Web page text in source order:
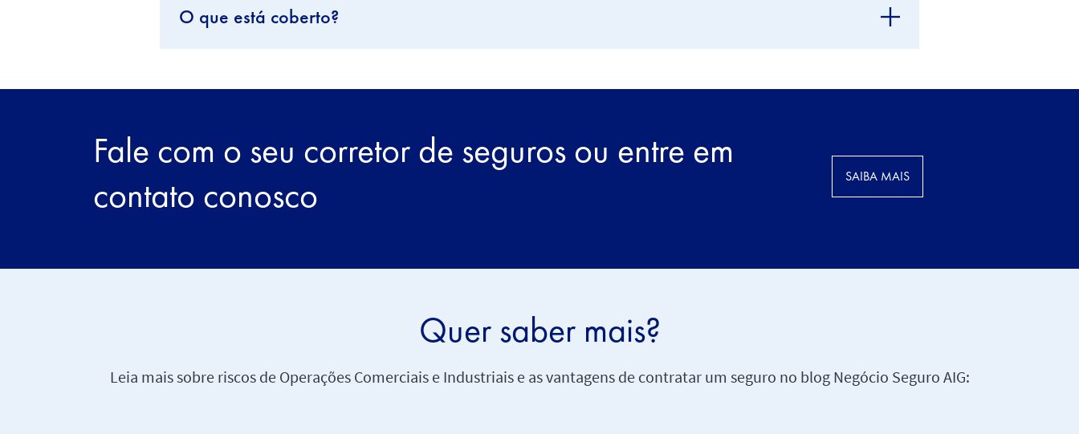
O que está coberto?
Fale com o seu corretor de seguros ou entre em
contato conosco
SAIBA MAIS
Quer saber mais?
Leia mais sobre riscos de Operações Comerciais e Industriais e as vantagens de contratar um seguro no blog Negócio Seguro AIG: